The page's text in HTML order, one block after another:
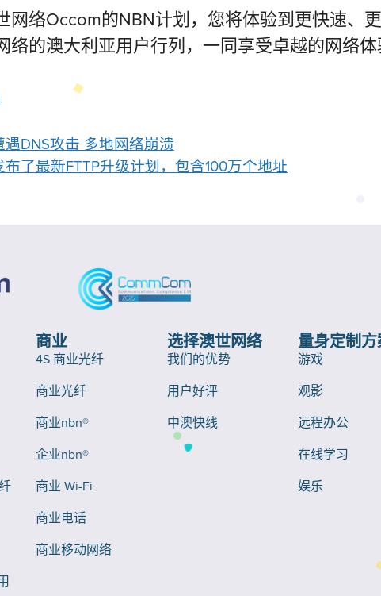
网络Occom的NBN计划，您将体验到更快速、
络的澳大利亚用户行列，一同享受卓越的网络体
DNS攻击 多地网络崩溃
布了最新FTTP升级计划，包含100万个地址
商业
4S 商业光纤
商业光纤
商业nbn®
企业nbn®
商业 Wi-Fi
商业电话
商业移动网络
选择澳世网络
我们的优势
用户好评
中澳快线
量身定制
游戏
观影
远程办公
在线学习
娱乐